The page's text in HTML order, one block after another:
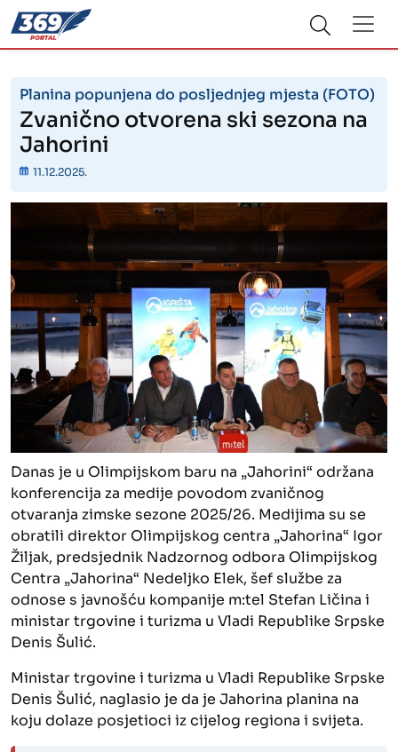
Planina popunjena do posljednjeg mjesta (FOTO)
Zvanično otvorena ski sezona na
Jahorini
11.12.2025.
Danas je u Olimpijskom baru na „Jahorini“održana
konferencija za medije povodom zvaničnog
otvaranja zimske sezone 2025/26. Medijima su se
obratili direktor Olimpijskog centra „Jahorina“ Igor
Žiljak, predsjednik Nadzornog odbora Olimpijskog
Centra „Jahorina“ Nedeljko Elek, šef službe za
odnose s javnošću kompanije m:tel Stefan Ličina i
ministar trgovine i turizma u Vladi Republike Srpske
Denis Šulić.
Ministar trgovine i turizma u Vladi Republike Srpske
Denis Šulić, naglasio je da je Jahorina planina na
koju dolaze posjetioci iz cijelog regiona i svijeta.